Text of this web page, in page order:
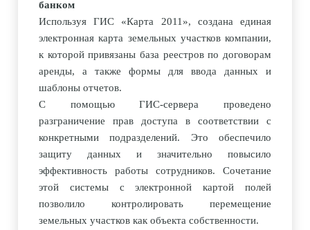
банком
Используя ГИС «Карта 2011», создана единая
электронная карта земельных участков компании,
к которой привязаны база реестров по договорам
аренды, а также формы для ввода данных и
шаблоны отчетов.
С помощью ГИС-сервера проведено
разграничение прав доступа в соответствии с
конкретными подразделений. Это обеспечило
защиту данных и значительно повысило
эффективность работы сотрудников. Сочетание
этой системы с электронной картой полей
позволило контролировать перемещение
земельных участков как объекта собственности.